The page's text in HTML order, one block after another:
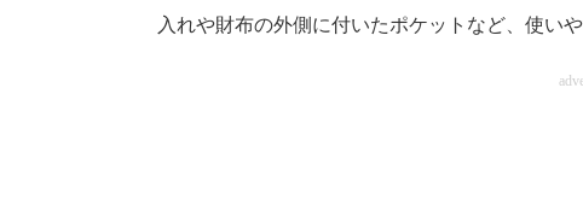
入れや財布の外側に付いたポケットなど、使い